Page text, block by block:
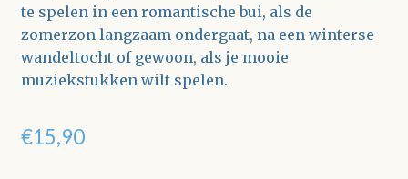
te spelen in een romantische bui, als de
zomerzon langzaam ondergaat, na een winterse
wandeltocht of gewoon, als je mooie
muziekstukken wilt spelen.
€15,90